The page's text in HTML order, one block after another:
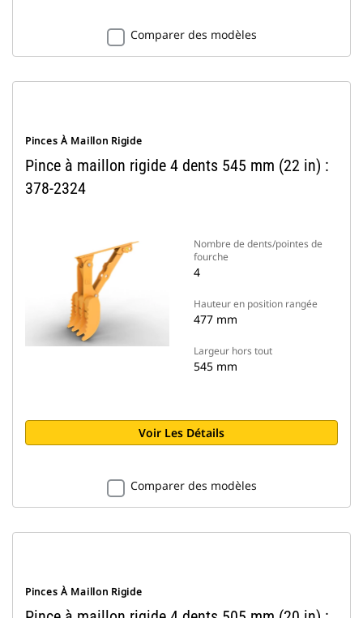
Comparer des modèles
Pinces À Maillon Rigide
Pince à maillon rigide 4 dents 545 mm (22 in) :
378-2324
Nombre de dents/pointes de
fourche
4
Hauteur en position rangée
477 mm
Largeur hors tout
545 mm
Voir Les Détails
Comparer des modèles
Pinces À Maillon Rigide